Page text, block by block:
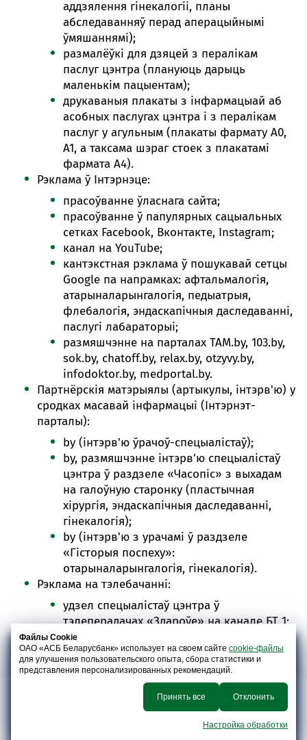
аддзялення гінекалогіі, планы
абследаванняў перад аперацыйнымі
ўмяшаннямі);
размалёўкі для дзяцей з пералікам
паслуг цэнтра (плануюць дарыць
маленькім пацыентам);
друкаваныя плакаты з інфармацыай аб
асобных паслугах цэнтра і з пералікам
паслуг у агульным (плакаты фармату А0,
А1, а таксама шэраг стоек з плакатамі
фармата А4).
Рэклама ў Інтэрнэце:
прасоўванне ўласнага сайта;
прасоўванне ў папулярных сацыальных
сетках Facebook, Вконтакте, Instagram;
канал на YouTube;
кантэкстная рэклама ў пошукавай сетцы
Google па напрамках: афтальмалогія,
атарыналарынгалогія, педыатрыя,
флебалогія, эндаскапічныя даследаванні,
паслугі лабараторыі;
размяшчэнне на парталах TAM.by, 103.by,
sok.by, chatoff.by, relax.by, otzyvy.by,
infodoktor.by, medportal.by.
Партнёрскія матэрыялы (артыкулы, інтэрв'ю) у
сродках масавай інфармацыі (Інтэрнэт-
парталы):
by (інтэрв'ю ўрачоў-спецыалістаў);
by, размяшчэнне інтэрв'ю спецыалістаў
цэнтра ў раздзеле «Часопіс» з выхадам
на галоўную старонку (пластычная
хірургія, эндаскапічныя даследаванні,
гінекалогія);
by (інтэрв'ю з урачамі ў раздзеле
«Гісторыя поспеху»:
отарыналарынгалогія, гінекалогія).
Рэклама на тэлебачанні:
удзел спецыалістаў цэнтра ў
тэлеперадачах «Здароўе» на канале БТ 1;
здымкі спецыалістаў цэнтра ў тэлешоу
«Галерэя прыгажосці».
Медыцынскі цэнтр «МЕДЫЦЫНСКІ ЦЭНТР» плануе пасля
атрымання ліцэнзіі пачаць супрацоўніцтва з асноўнымі
страхавымі кампаніямі ў Рэспубліцы Беларусь («Страхавая
1», «Страхавая 2», «Страхавая 3», «Страхавая 4»,
«Страхавая 5», «Страхавая 6» і г.д.) і прадастаўляць паслугі
для
юрыдычных
асоб
арганізацый
гандлю
(сэрвісу)
Файлы Cookie
ОАО «АСБ Беларусбанк» использует на своем сайте cookie-файлы
для улучшения пользовательского опыта, сбора статистики и
представления персонализированных рекомендаций.
Принять все Отклонить
Настройка обработки